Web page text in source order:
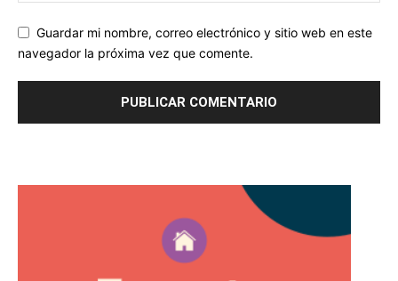
Guardar mi nombre, correo electrónico y sitio web en este
navegador la próxima vez que comente.